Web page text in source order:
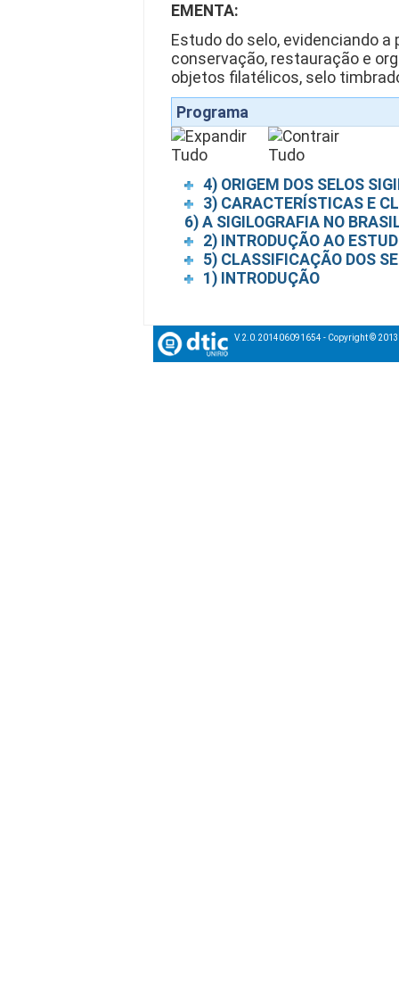
EMENTA:
Estudo do selo, evidenciando
conservação, restauração e
objetos filatélicos, selo
Programa
4) ORIGEM DOS SELOS
3) CARACTERÍSTICAS E
6) A SIGILOGRAFIA NO
2) INTRODUÇÃO AO
5) CLASSIFICAÇÃO DOS
1) INTRODUÇÃO
V.2.0.201406091654 - Copyright ©